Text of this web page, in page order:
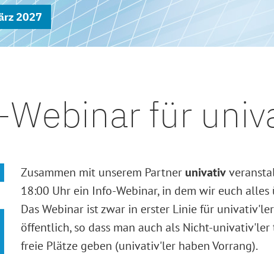
2027
für
Zusammen mit unserem Partner univativ
18:00 Uhr ein Info-Webinar, in dem wir euch alles
Das Webinar ist zwar in erster Linie für
öffentlich, so dass man auch als Nicht-
freie Plätze geben (univativ'ler haben Vorrang).